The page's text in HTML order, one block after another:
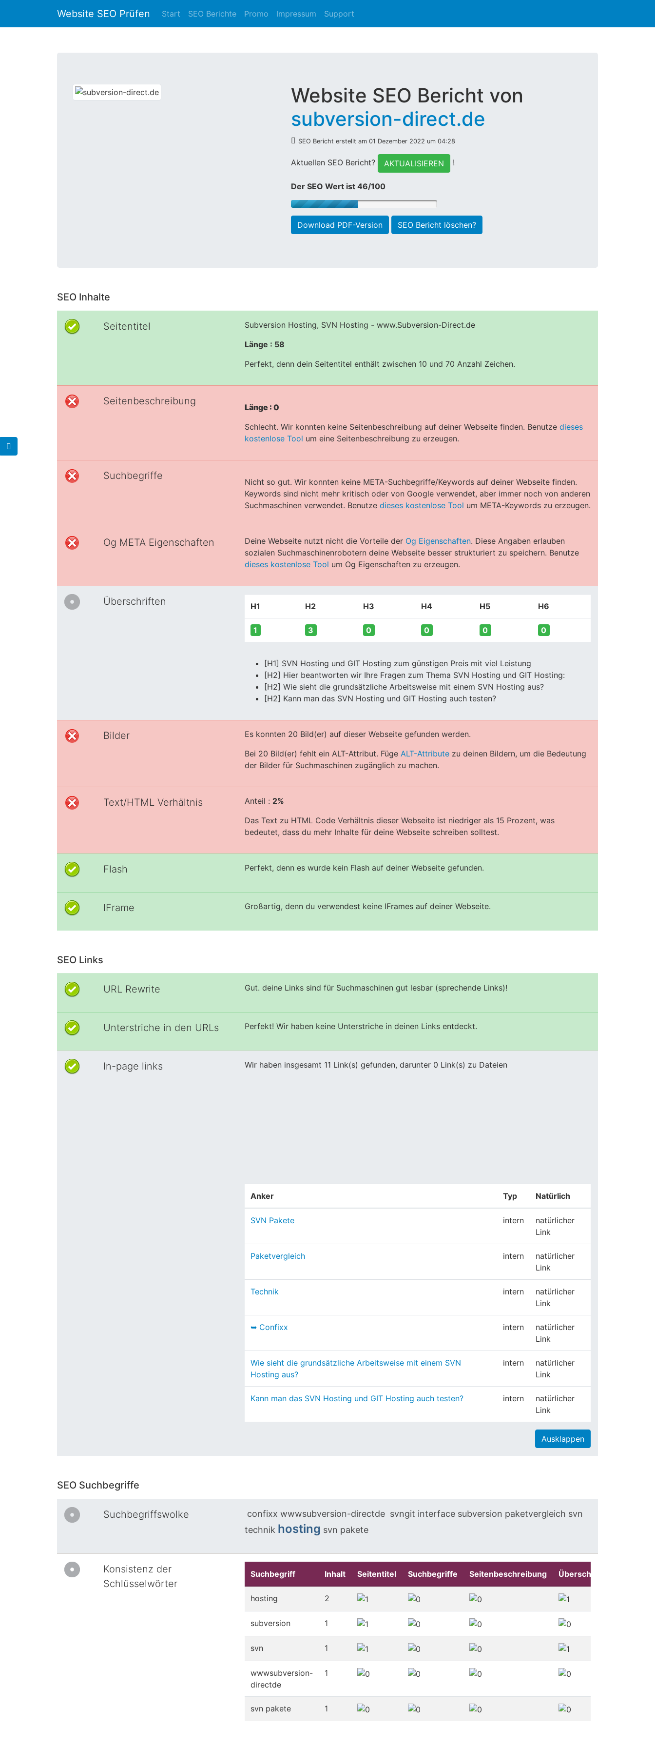
Website SEO Prüfen Start SEO Berichte Promo Impressum Support
Website SEO Bericht von
subversion-direct.de
SEO Bericht erstellt am 01 Dezember 2022 um 04:28
Aktuellen SEO Bericht? AKTUALISIEREN !
Der SEO Wert ist 46/100
Download PDF-Version SEO Bericht löschen?
SEO Inhalte
Seitentitel
Subversion Hosting, SVN Hosting - www.Subversion-Direct.de
Länge : 58
Perfekt, denn dein Seitentitel enthält zwischen 10 und 70 Anzahl Zeichen.
Seitenbeschreibung
Länge : 0
Schlecht. Wir konnten keine Seitenbeschreibung auf deiner Webseite finden. Benutze dieses
kostenlose Tool um eine Seitenbeschreibung zu erzeugen.
Suchbegriffe
Nicht so gut. Wir konnten keine META-Suchbegriffe/Keywords auf deiner Webseite finden.
Keywords sind nicht mehr kritisch oder von Google verwendet, aber immer noch von anderen
Suchmaschinen verwendet. Benutze dieses kostenlose Tool um META-Keywords zu erzeugen.
Og META Eigenschaften Deine Webseite nutzt nicht die Vorteile der Og Eigenschaften. Diese Angaben erlauben
sozialen Suchmaschinenrobotern deine Webseite besser strukturiert zu speichern. Benutze
dieses kostenlose Tool um Og Eigenschaften zu erzeugen.
Überschriften H1 H2 H3 H4 H5 H6
1 3 0 0 0 0
[H1] SVN Hosting und GIT Hosting zum günstigen Preis mit viel Leistung
[H2] Hier beantworten wir Ihre Fragen zum Thema SVN Hosting und GIT Hosting:
[H2] Wie sieht die grundsätzliche Arbeitsweise mit einem SVN Hosting aus?
[H2] Kann man das SVN Hosting und GIT Hosting auch testen?
Bilder
Es konnten 20 Bild(er) auf dieser Webseite gefunden werden.
Bei 20 Bild(er) fehlt ein ALT-Attribut. Füge ALT-Attribute zu deinen Bildern, um die Bedeutung
der Bilder für Suchmaschinen zugänglich zu machen.
Text/HTML Verhältnis Anteil : 2%
Das Text zu HTML Code Verhältnis dieser Webseite ist niedriger als 15 Prozent, was
bedeutet, dass du mehr Inhalte für deine Webseite schreiben solltest.
Flash Perfekt, denn es wurde kein Flash auf deiner Webseite gefunden.
IFrame Großartig, denn du verwendest keine IFrames auf deiner Webseite.
SEO Links
URL Rewrite Gut. deine Links sind für Suchmaschinen gut lesbar (sprechende Links)!
Unterstriche in den URLs Perfekt! Wir haben keine Unterstriche in deinen Links entdeckt.
In-page links Wir haben insgesamt 11 Link(s) gefunden, darunter 0 Link(s) zu Dateien
Anker Typ Natürlich
SVN Pakete intern
natürlicher
Link
Paketvergleich intern
natürlicher
Link
Technik intern
natürlicher
Link
➥ Confixx intern
natürlicher
Link
Wie sieht die grundsätzliche Arbeitsweise mit einem SVN
Hosting aus?
intern
natürlicher
Link
Kann man das SVN Hosting und GIT Hosting auch testen? intern
natürlicher
Link
Ausklappen
SEO Suchbegriffe
Suchbegriffswolke confixx wwwsubversion-directde svngit interface subversion paketvergleich svn
technik hosting svn pakete
Konsistenz der
Schlüsselwörter
Suchbegriff Inhalt Seitentitel Suchbegriffe Seitenbeschreibung Überschriften
hosting 2
subversion 1
svn 1
wwwsubversion-
directde
1
svn pakete 1